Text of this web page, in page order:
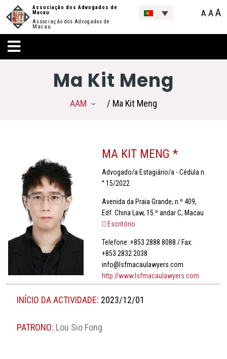
Associação dos Advogados de
Macau
Associação dos Advogados de
Macau
A AA
Ma Kit Meng
AAM / Ma Kit Meng
MA KIT MENG *
Advogado/a Estagiário/a - Cédula n.
° 15/2022
Avenida da Praia Grande, n.º 409,
Edf. China Law, 15.º andar C, Macau
Escritório
Telefone: +853 2888 8088 / Fax:
+853 2832 2038
info@lsfmacaulawyers.com
http://www.lsfmacaulawyers.com
INÍCIO DA ACTIVIDADE: 2023/12/01
PATRONO: Lou Sio Fong